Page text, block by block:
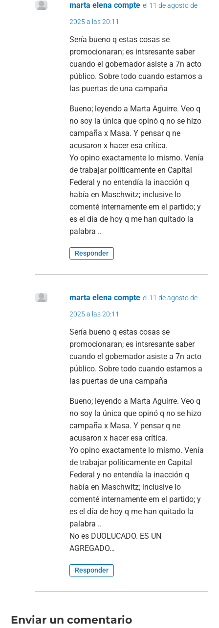
marta elena compte el 11 de agosto de
2025 a las 20:11
Sería bueno q estas cosas se
promocionaran; es intsresante saber
cuando el gobernador asiste a 7n acto
público. Sobre todo cuando estamos a
las puertas de una campaña
Bueno; leyendo a Marta Aguirre. Veo q
no soy la única que opinó q no se hizo
campaña x Masa. Y pensar q ne
acusaron x hacer esa crítica.
Yo opino exactamente lo mismo. Venía
de trabajar políticamente en Capital
Federal y no entendía la inacción q
había en Maschwitz; inclusive lo
comenté internamente em el partido; y
es el día de hoy q me han quitado la
palabra ..
Responder
marta elena compte el 11 de agosto de
2025 a las 20:11
Sería bueno q estas cosas se
promocionaran; es intsresante saber
cuando el gobernador asiste a 7n acto
público. Sobre todo cuando estamos a
las puertas de una campaña
Bueno; leyendo a Marta Aguirre. Veo q
no soy la única que opinó q no se hizo
campaña x Masa. Y pensar q ne
acusaron x hacer esa crítica.
Yo opino exactamente lo mismo. Venía
de trabajar políticamente en Capital
Federal y no entendía la inacción q
había en Maschwitz; inclusive lo
comenté internamente em el partido; y
es el día de hoy q me han quitado la
palabra ..
No es DUOLUCADO. ES UN
AGREGADO…
Responder
Enviar un comentario